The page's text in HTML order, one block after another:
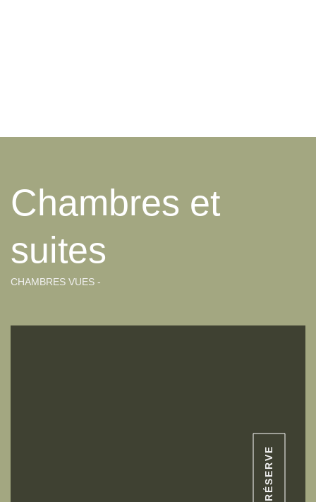
Chambres et
suites
CHAMBRES VUES -
RÉSERVE